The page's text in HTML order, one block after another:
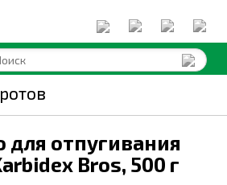
для отпугивания
Bros, 500 г